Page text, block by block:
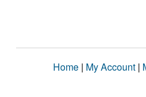
Home | My Account |